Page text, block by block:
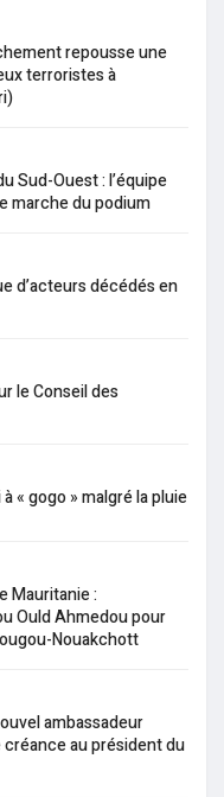
repousse une
terroristes à
Sud-Ouest : l’équipe
marche du podium
d’acteurs décédés en
le Conseil des
« gogo » malgré la pluie
Mauritanie :
Ould Ahmedou pour
Nouakchott
ambassadeur
au président du